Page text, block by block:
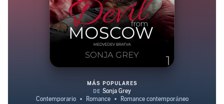
MÁS POPULARES